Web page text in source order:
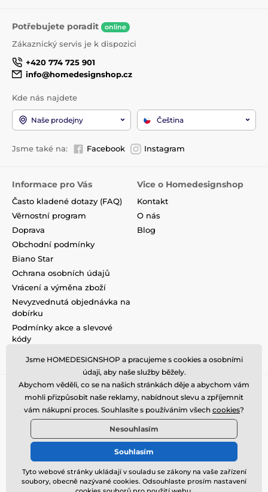
Potřebujete poradit online
Zákaznický servis je k dispozici
+420 774 725 901
info@homedesignshop.cz
Kde nás najdete
Naše prodejny Čeština
Jsme také na: Facebook Instagram
Informace pro Vás
Často kladené dotazy (FAQ)
Věrnostní program
Doprava
Obchodní podmínky
Biano Star
Ochrana osobních údajů
Vrácení a výměna zboží
Nevyzvednutá objednávka na
dobírku
Podmínky akce a slevové
kódy
Vice o Homedesignshop
Kontakt
O nás
Blog
© 2026 www.homedesignshop.cz ⦁ E-shop vytvořilaSIMPLIA.cz
Jsme HOMEDESIGNSHOP a pracujeme s cookies a osobními
údaji, aby naše služby běžely.
Abychom věděli, co se na našich stránkách děje a abychom vám
mohli přizpůsobit naše reklamy, nabídnout slevu a zpříjemnit
vám nákupní proces. Souhlasíte s používáním všech cookies?
Nesouhlasím
Souhlasím
Tyto webové stránky ukládají v souladu se zákony na vaše zařízení
soubory, obecně nazývané cookies. Odsouhlaste prosím nastavení